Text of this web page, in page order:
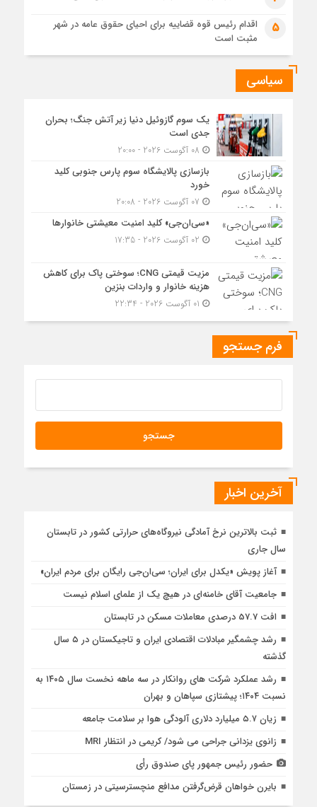
5
اقدام رئیس قوه قضاییه برای احیای حقوق عامه در شهر
مثبت است
سیاسی
یک سوم گازوئیل دنیا زیر آتش جنگ؛ بحران
جدی است
بازسازی پالایشگاه سوم پارس جنوبی کلید
خورد
«سی‌ان‌جی» کلید امنیت معیشتی خانوارها
مزیت قیمتی CNG؛ سوختی پاک برای کاهش
هزینه خانوار و واردات بنزین
فرم جستجو
آخرین اخبار
ثبت بالاترین نرخ آمادگی نیروگاه‌های حرارتی کشور در تابستان
سال جاری
آغاز پویش «یکدل برای ایران؛ سی‌ان‌جی رایگان برای مردم ایران»
جامعیت آقای خامنه‌ای در هیچ یک از علمای اسلام نیست
افت 57.7 درصدی معاملات مسکن در تابستان
رشد چشمگیر مبادلات اقتصادی ایران و تاجیکستان در ۵ سال
گذشته
رشد عملکرد شرکت های روانکار در سه ماهه نخست سال ۱۴۰۵ به
نسبت ۱۴۰۴؛ پیشتازی سپاهان و بهران
زیان ۵.۷ میلیارد دلاری آلودگی هوا بر سلامت جامعه
زانوی یزدانی جراحی می شود/ کریمی در انتظار MRI
حضور رئیس جمهور پای صندوق رأی
بایرن خواهان قرض‌گرفتن مدافع منچسترسیتی در زمستان